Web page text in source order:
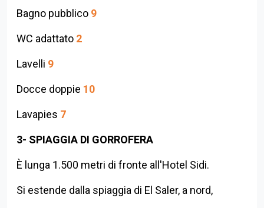
Bagno pubblico 9
WC adattato 2
Lavelli 9
Docce doppie 10
Lavapies 7
3- SPIAGGIA DI GORROFERA
È lunga 1.500 metri di fronte all'Hotel Sidi.
Si estende dalla spiaggia di El Saler, a nord,